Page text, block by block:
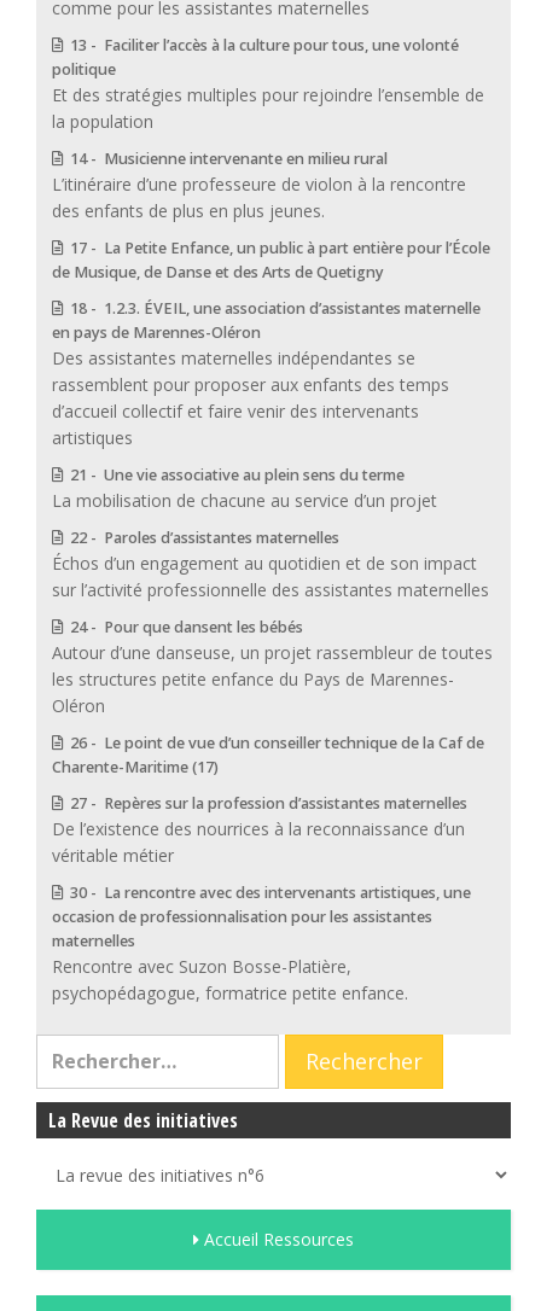
comme pour les assistantes maternelles
13 - Faciliter l’accès à la culture pour tous, une volonté
politique
Et des stratégies multiples pour rejoindre l’ensemble de
la population
14 - Musicienne intervenante en milieu rural
L’itinéraire d’une professeure de violon à la rencontre
des enfants de plus en plus jeunes.
17 - La Petite Enfance, un public à part entière pour l’École
de Musique, de Danse et des Arts de Quetigny
18 - 1.2.3. ÉVEIL, une association d’assistantes maternelle
en pays de Marennes-Oléron
Des assistantes maternelles indépendantes se
rassemblent pour proposer aux enfants des temps
d’accueil collectif et faire venir des intervenants
artistiques
21 - Une vie associative au plein sens du terme
La mobilisation de chacune au service d’un projet
22 - Paroles d’assistantes maternelles
Échos d’un engagement au quotidien et de son impact
sur l’activité professionnelle des assistantes maternelles
24 - Pour que dansent les bébés
Autour d’une danseuse, un projet rassembleur de toutes
les structures petite enfance du Pays de Marennes-
Oléron
26 - Le point de vue d’un conseiller technique de la Caf de
Charente-Maritime (17)
27 - Repères sur la profession d’assistantes maternelles
De l’existence des nourrices à la reconnaissance d’un
véritable métier
30 - La rencontre avec des intervenants artistiques, une
occasion de professionnalisation pour les assistantes
maternelles
Rencontre avec Suzon Bosse-Platière,
psychopédagogue, formatrice petite enfance.
La Revue des initiatives
Accueil Ressources